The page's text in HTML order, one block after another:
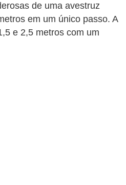
de uma avestruz
em um único passo. A
e 2,5 metros com um